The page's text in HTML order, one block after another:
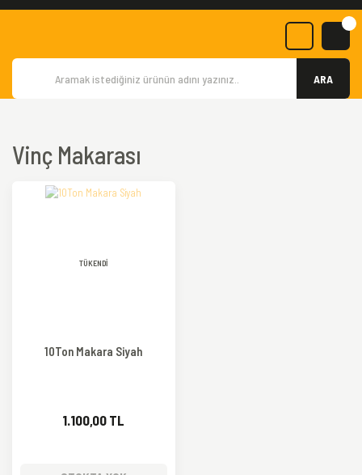
ARA
Vinç Makarası
TÜKENDİ
10Ton Makara Siyah
1.100,00 TL